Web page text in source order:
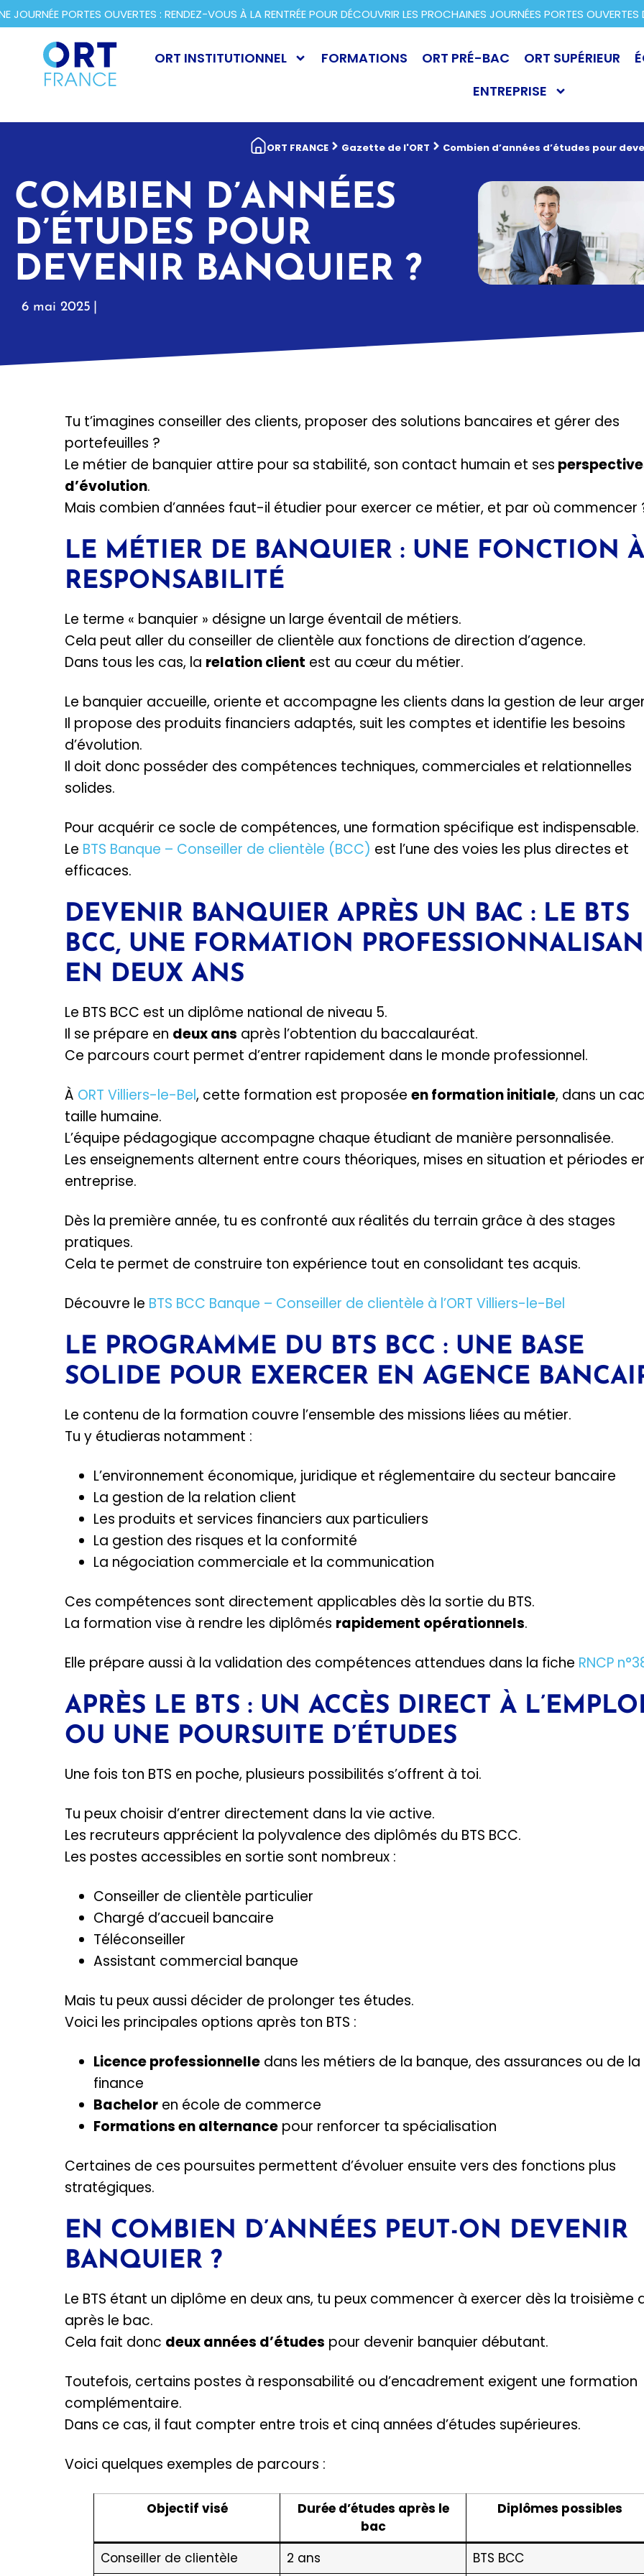
PORTES OUVERTES : RENDEZ-VOUS À LA RENTRÉE POUR DÉCOUVRIR LES PROCHAINES JOURNÉES PORTES OUVERTES
ORT INSTITUTIONNEL FORMATIONS ORT PRÉ-BAC ORT SUPÉRIEUR
ENTREPRISE
ORT FRANCE Gazette de l'ORT Combien d’années d’études pour
COMBIEN D’ANNÉES
D’ÉTUDES POUR
DEVENIR BANQUIER ?
6 mai 2025
Tu t’imagines conseiller des clients, proposer des solutions bancaires et gérer des
portefeuilles ?
Le métier de banquier attire pour sa stabilité, son contact humain et ses
d’évolution.
Mais combien d’années faut-il étudier pour exercer ce métier, et par où commencer
LE MÉTIER DE BANQUIER : UNE FONCTION À
RESPONSABILITÉ
Le terme « banquier » désigne un large éventail de métiers.
Cela peut aller du conseiller de clientèle aux fonctions de direction d’agence.
Dans tous les cas, la relation client est au cœur du métier.
Le banquier accueille, oriente et accompagne les clients dans la gestion de leur
Il propose des produits financiers adaptés, suit les comptes et identifie les besoins
d’évolution.
Il doit donc posséder des compétences techniques, commerciales et relationnelles
solides.
Pour acquérir ce socle de compétences, une formation spécifique est indispensable.
Le BTS Banque – Conseiller de clientèle (BCC) est l’une des voies les plus directes et
efficaces.
DEVENIR BANQUIER APRÈS UN BAC : LE BTS
BCC, UNE FORMATION
EN DEUX ANS
Le BTS BCC est un diplôme national de niveau 5.
Il se prépare en deux ans après l’obtention du baccalauréat.
Ce parcours court permet d’entrer rapidement dans le monde professionnel.
À ORT Villiers-le-Bel, cette formation est proposée en formation initiale, dans un
taille humaine.
L’équipe pédagogique accompagne chaque étudiant de manière personnalisée.
Les enseignements alternent entre cours théoriques, mises en situation et périodes
entreprise.
Dès la première année, tu es confronté aux réalités du terrain grâce à des stages
pratiques.
Cela te permet de construire ton expérience tout en consolidant tes acquis.
Découvre le BTS BCC Banque – Conseiller de clientèle à l’ORT Villiers-le-Bel
LE PROGRAMME DU BTS BCC : UNE BASE
SOLIDE POUR EXERCER EN AGENCE
Le contenu de la formation couvre l’ensemble des missions liées au métier.
Tu y étudieras notamment :
L’environnement économique, juridique et réglementaire du secteur bancaire
La gestion de la relation client
Les produits et services financiers aux particuliers
La gestion des risques et la conformité
La négociation commerciale et la communication
Ces compétences sont directement applicables dès la sortie du BTS.
La formation vise à rendre les diplômés rapidement opérationnels.
Elle prépare aussi à la validation des compétences attendues dans la fiche RNCP
APRÈS LE BTS : UN ACCÈS DIRECT À
OU UNE POURSUITE D’ÉTUDES
Une fois ton BTS en poche, plusieurs possibilités s’offrent à toi.
Tu peux choisir d’entrer directement dans la vie active.
Les recruteurs apprécient la polyvalence des diplômés du BTS BCC.
Les postes accessibles en sortie sont nombreux :
Conseiller de clientèle particulier
Chargé d’accueil bancaire
Téléconseiller
Assistant commercial banque
Mais tu peux aussi décider de prolonger tes études.
Voici les principales options après ton BTS :
Licence professionnelle dans les métiers de la banque, des assurances ou de la
finance
Bachelor en école de commerce
Formations en alternance pour renforcer ta spécialisation
Certaines de ces poursuites permettent d’évoluer ensuite vers des fonctions plus
stratégiques.
EN COMBIEN D’ANNÉES PEUT-ON DEVENIR
BANQUIER ?
Le BTS étant un diplôme en deux ans, tu peux commencer à exercer dès la troisième
après le bac.
Cela fait donc deux années d’études pour devenir banquier débutant.
Toutefois, certains postes à responsabilité ou d’encadrement exigent une formation
complémentaire.
Dans ce cas, il faut compter entre trois et cinq années d’études supérieures.
Voici quelques exemples de parcours :
Objectif visé
Durée d’études après le
bac
Diplômes possibles
Conseiller de clientèle 2 ans BTS BCC